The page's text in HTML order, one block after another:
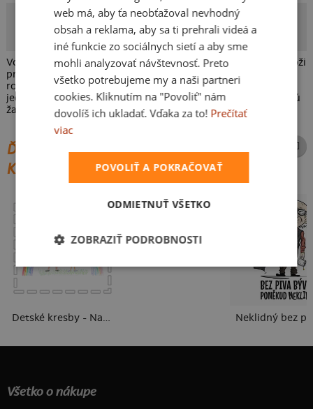
Kubi-Wan
Autor potlače
Vojenská dochádzka nie je med lízať, o čom sa na vlastnej koži
presvedčil aj Petr Máchal, hlavný hrdina nasledujúcej
rozprávky. Troch vojakov ťažko ranil, dvoch pomliaždil a
jedného zosmiešnil, ako to bol ďalej? A vážne s čertom nie sú
žarty?
ĎALŠIE POTLAČE Z ROVNAKEJ
KATEGÓRIE
Detské kresby - Nahraj vlastnú Neklidný bez
Všetko o nákupe
web má, aby ťa neobťažoval nevhodný
obsah a reklama, aby sa ti prehrali videá a
iné funkcie zo sociálnych sietí a aby sme
mohli analyzovať návštevnosť. Preto
všetko potrebujeme my a naši partneri
cookies. Kliknutím na "Povoliť" nám
dovolíš ich ukladať. Vďaka za to! Prečítať
viac
POVOLIŤ A POKRAČOVAŤ
ODMIETNUŤ VŠETKO
ZOBRAZIŤ PODROBNOSTI